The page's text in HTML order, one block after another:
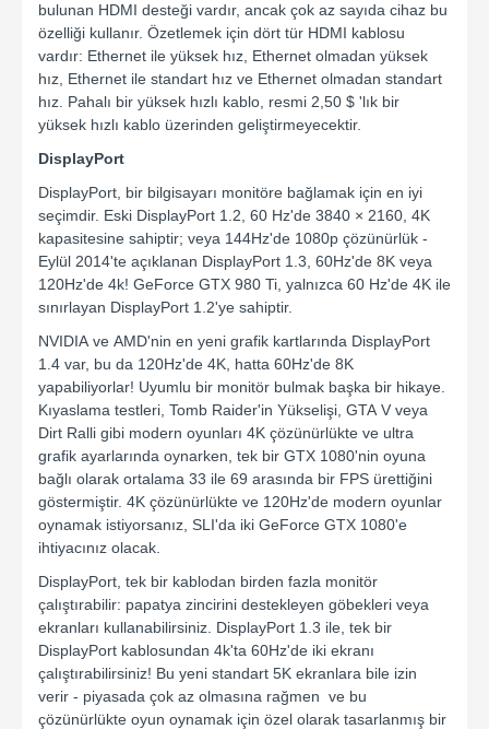
bulunan HDMI desteği vardır, ancak çok az sayıda cihaz bu
özelliği kullanır. Özetlemek için dört tür HDMI kablosu
vardır: Ethernet ile yüksek hız, Ethernet olmadan yüksek
hız, Ethernet ile standart hız ve Ethernet olmadan standart
hız. Pahalı bir yüksek hızlı kablo, resmi 2,50 $ 'lık bir
yüksek hızlı kablo üzerinden geliştirmeyecektir.
DisplayPort
DisplayPort, bir bilgisayarı monitöre bağlamak için en iyi
seçimdir. Eski DisplayPort 1.2, 60 Hz'de 3840 × 2160, 4K
kapasitesine sahiptir; veya 144Hz'de 1080p çözünürlük -
Eylül 2014'te açıklanan DisplayPort 1.3, 60Hz'de 8K veya
120Hz'de 4k! GeForce GTX 980 Ti, yalnızca 60 Hz'de 4K ile
sınırlayan DisplayPort 1.2'ye sahiptir.
NVIDIA ve AMD'nin en yeni grafik kartlarında DisplayPort
1.4 var, bu da 120Hz'de 4K, hatta 60Hz'de 8K
yapabiliyorlar! Uyumlu bir monitör bulmak başka bir hikaye.
Kıyaslama testleri, Tomb Raider'in Yükselişi, GTA V veya
Dirt Ralli gibi modern oyunları 4K çözünürlükte ve ultra
grafik ayarlarında oynarken, tek bir GTX 1080'nin oyuna
bağlı olarak ortalama 33 ile 69 arasında bir FPS ürettiğini
göstermiştir. 4K çözünürlükte ve 120Hz'de modern oyunlar
oynamak istiyorsanız, SLI'da iki GeForce GTX 1080'e
ihtiyacınız olacak.
DisplayPort, tek bir kablodan birden fazla monitör
çalıştırabilir: papatya zincirini destekleyen göbekleri veya
ekranları kullanabilirsiniz. DisplayPort 1.3 ile, tek bir
DisplayPort kablosundan 4k'ta 60Hz'de iki ekranı
çalıştırabilirsiniz! Bu yeni standart 5K ekranlara bile izin
verir - piyasada çok az olmasına rağmen ve bu
çözünürlükte oyun oynamak için özel olarak tasarlanmış bir